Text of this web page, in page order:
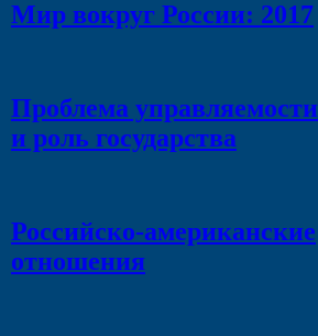
Мир вокруг России: 2017
Проблема управляемости
и роль государства
Российско-американские
отношения